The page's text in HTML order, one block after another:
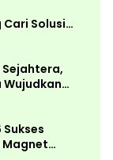
Solusi
Sejahtera,
Wujudkan
Potensi
Magnet